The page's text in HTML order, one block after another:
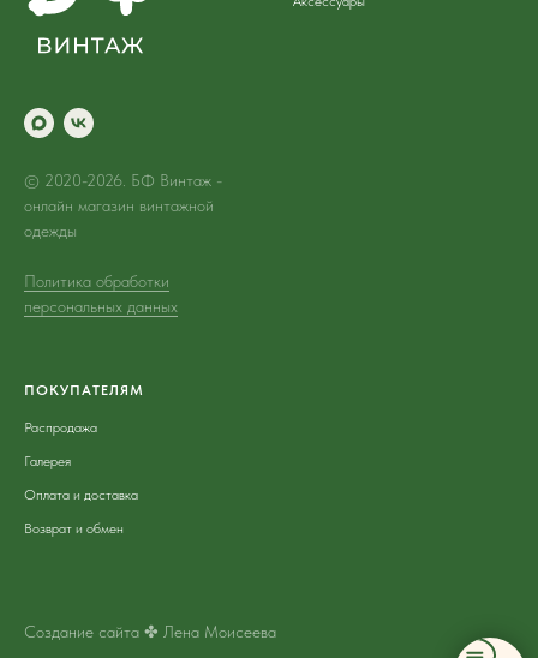
© 2020-2026. БФ Винтаж -
онлайн магазин винтажной
одежды
Политика обработки
персональных данных
ПОКУПАТЕЛЯМ
Распродажа
Галерея
Оплата и доставка
Возврат и обмен
Создание сайта ✤ Лена Моисеева